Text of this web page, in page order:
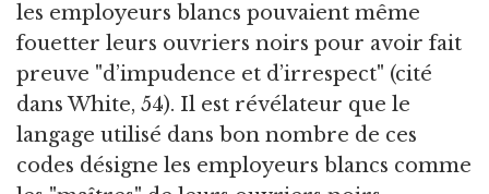
les employeurs blancs pouvaient même
fouetter leurs ouvriers noirs pour avoir fait
preuve "d’impudence et d’irrespect" (cité
dans White, 54). Il est révélateur que le
langage utilisé dans bon nombre de ces
codes désigne les employeurs blancs comme